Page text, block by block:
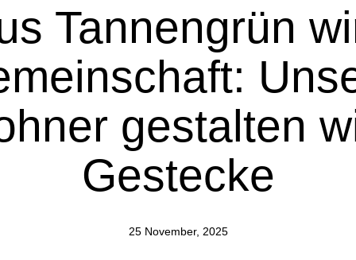
Tannengrün
gestalten
Gestecke
25 November, 2025